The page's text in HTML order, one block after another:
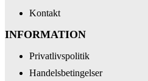
Kontakt
INFORMATION
Privatlivspolitik
Handelsbetingelser